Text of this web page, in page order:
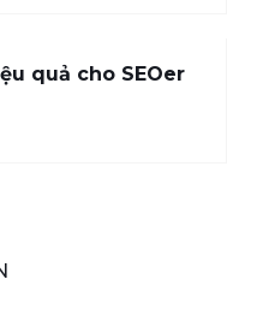
quả cho SEOer